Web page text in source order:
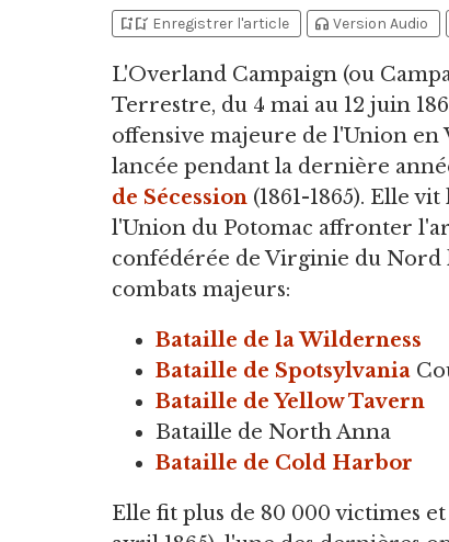
bookmark_addbookmark_added Enregistrer l'article headphones Version Audio
L'Overland Campaign (ou
Terrestre, du 4 mai au 12 juin
offensive majeure de l'Union en
lancée pendant la dernière
de Sécession (1861-1865). Elle
l'Union du Potomac affronter
confédérée de Virginie du Nord
combats majeurs:
Bataille de la Wilderness
Bataille de Spotsylvania
Bataille de Yellow Tavern
Bataille de North Anna
Bataille de Cold Harbor
Elle fit plus de 80 000 victimes